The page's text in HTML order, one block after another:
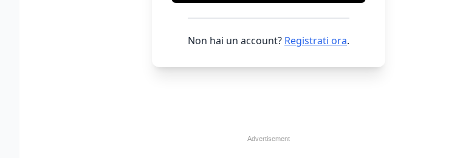
Non hai un account? Registrati ora.